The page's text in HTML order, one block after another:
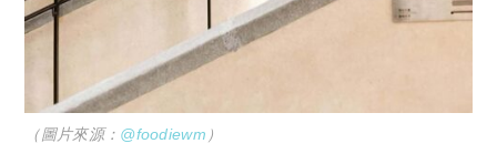
（圖片來源： @foodiewm ）